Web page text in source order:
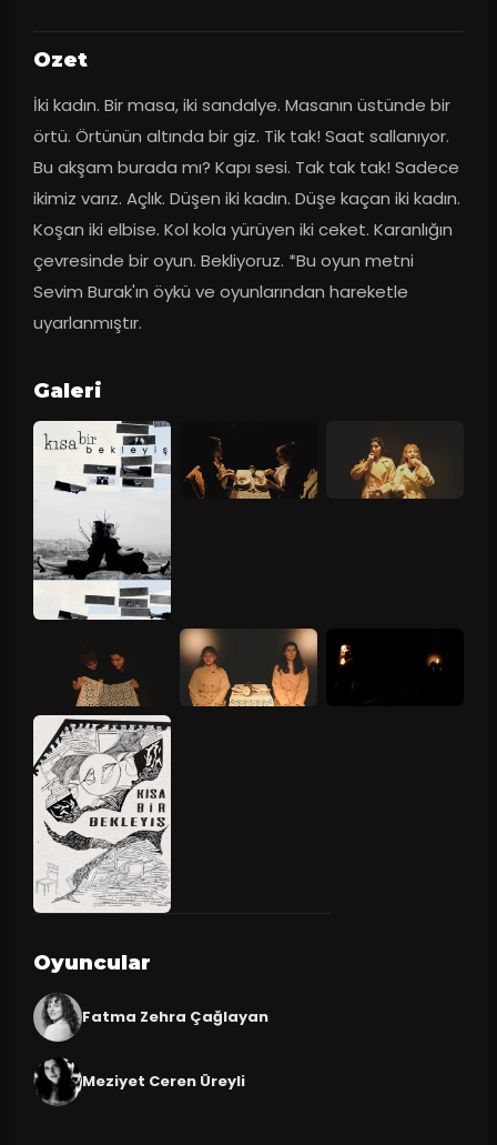
Ozet
İki kadın. Bir masa, iki sandalye. Masanın üstünde bir
örtü. Örtünün altında bir giz. Tik tak! Saat sallanıyor.
Bu akşam burada mı? Kapı sesi. Tak tak tak! Sadece
ikimiz varız. Açlık. Düşen iki kadın. Düşe kaçan iki kadın.
Koşan iki elbise. Kol kola yürüyen iki ceket. Karanlığın
çevresinde bir oyun. Bekliyoruz. *Bu oyun metni
Sevim Burak'ın öykü ve oyunlarından hareketle
uyarlanmıştır.
Galeri
Oyuncular
Fatma Zehra Çağlayan
Meziyet Ceren Üreyli